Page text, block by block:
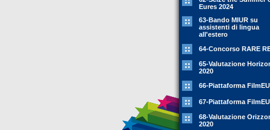
Eures 2024
63-Bando MIUR su
assistenti di lingua
all'estero
64-Concorso RARE
65-Valutazione
2020
66-Piattaforma FilmEU
67-Piattaforma FilmEU
68-Valutazione
2020